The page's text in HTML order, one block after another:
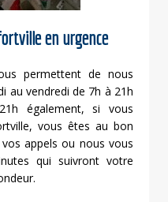
en urgence
permettent de nous
au vendredi de 7h à 21h
également, si vous
vous êtes au bon
appels ou nous vous
qui suivront votre